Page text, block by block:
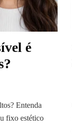
é
Entenda
fixo estético